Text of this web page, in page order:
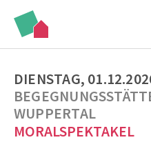
DIENSTAG,
WUPPERTAL
MORALSPEKTAKEL